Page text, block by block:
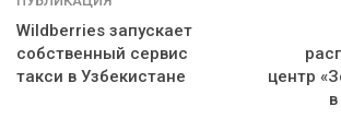
Wildberries запускает
собственный сервис
такси в Узбекистане
центр